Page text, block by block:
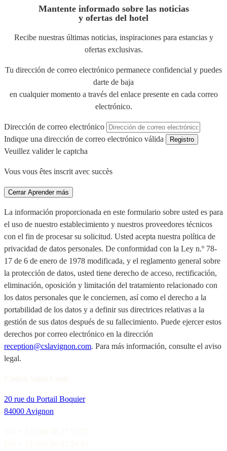
Mantente informado sobre las noticias
y ofertas del hotel
Recibe nuestras últimas noticias, inspiraciones para estancias y
ofertas exclusivas.
Tu dirección de correo electrónico permanece confidencial y puedes
darte de baja
en cualquier momento a través del enlace presente en cada correo
electrónico.
Dirección de correo electrónico
Indique una dirección de correo electrónico válida
Registro
Veuillez valider le captcha
Vous vous êtes inscrit avec succès
Cerrar Aprender más
La información proporcionada en este formulario sobre usted es para
el uso de nuestro establecimiento y nuestros proveedores técnicos
con el fin de procesar su solicitud. Usted acepta nuestra política de
privacidad de datos personales. De conformidad con la Ley n.º 78-
17 de 6 de enero de 1978 modificada, y el reglamento general sobre
la protección de datos, usted tiene derecho de acceso, rectificación,
eliminación, oposición y limitación del tratamiento relacionado con
los datos personales que le conciernen, así como el derecho a la
portabilidad de los datos y a definir sus directrices relativas a la
gestión de sus datos después de su fallecimiento. Puede ejercer estos
derechos por correo electrónico en la dirección
reception@cslavignon.com. Para más información, consulte el aviso
legal.
20 rue du Portail Boquier
84000 Avignon